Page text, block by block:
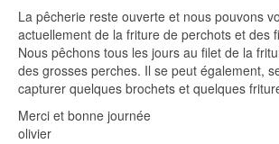
La pêcherie reste ouverte et nous pouvons
actuellement de la friture de perchots et des
Nous pêchons tous les jours au filet de la
des grosses perches. Il se peut également,
capturer quelques brochets et quelques
Merci et bonne journée
olivier